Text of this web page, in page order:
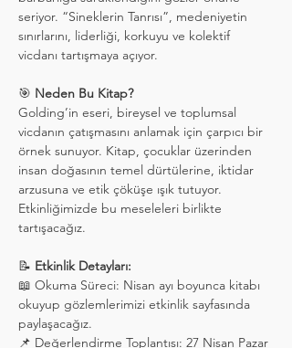
seriyor. “Sineklerin Tanrısı”, medeniyetin
sınırlarını, liderliği, korkuyu ve kolektif
vicdanı tartışmaya açıyor.
🎯 Neden Bu Kitap?
Golding’in eseri, bireysel ve toplumsal
vicdanın çatışmasını anlamak için çarpıcı bir
örnek sunuyor. Kitap, çocuklar üzerinden
insan doğasının temel dürtülerine, iktidar
arzusuna ve etik çöküşe ışık tutuyor.
Etkinliğimizde bu meseleleri birlikte
tartışacağız.
📝 Etkinlik Detayları:
📖 Okuma Süreci: Nisan ayı boyunca kitabı
okuyup gözlemlerimizi etkinlik sayfasında
paylaşacağız.
📌 Değerlendirme Toplantısı: 27 Nisan Pazar